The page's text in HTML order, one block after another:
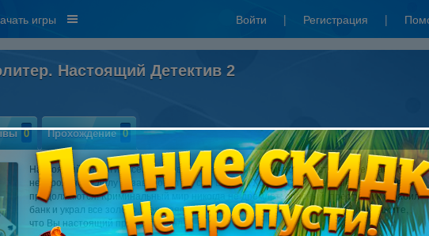
игры Войти | Регистрация |
Настоящий Детектив 2
0 Прохождение 0
Настоящий детектив всегда готов расследовать необычное преступление! Такому
невероятному делу позавидовал бы сам Шерлок Холмс! Таинственные приключения
продолжаются! Криминальный мир никогда не дремлет: опасный преступник ограбил
банк и украл все золото. Полагаясь на дедукцию, расследуйте это дело и докажите,
что Вы настоящий профессионал.